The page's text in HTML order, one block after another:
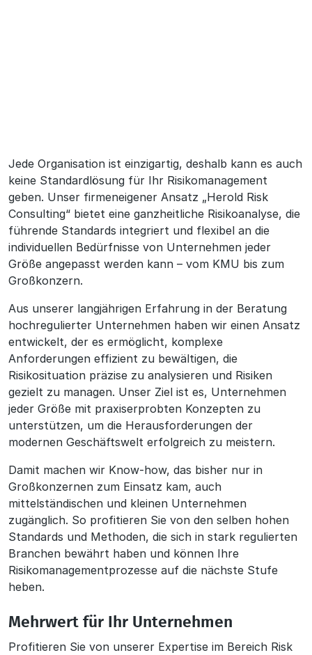
Jede Organisation ist einzigartig, deshalb kann es auch
keine Standardlösung für Ihr Risikomanagement
geben. Unser firmeneigener Ansatz „Herold Risk
Consulting“ bietet eine ganzheitliche Risikoanalyse, die
führende Standards integriert und flexibel an die
individuellen Bedürfnisse von Unternehmen jeder
Größe angepasst werden kann – vom KMU bis zum
Großkonzern.
Aus unserer langjährigen Erfahrung in der Beratung
hochregulierter Unternehmen haben wir einen Ansatz
entwickelt, der es ermöglicht, komplexe
Anforderungen effizient zu bewältigen, die
Risikosituation präzise zu analysieren und Risiken
gezielt zu managen. Unser Ziel ist es, Unternehmen
jeder Größe mit praxiserprobten Konzepten zu
unterstützen, um die Herausforderungen der
modernen Geschäftswelt erfolgreich zu meistern.
Damit machen wir Know-how, das bisher nur in
Großkonzernen zum Einsatz kam, auch
mittelständischen und kleinen Unternehmen
zugänglich. So profitieren Sie von den selben hohen
Standards und Methoden, die sich in stark regulierten
Branchen bewährt haben und können Ihre
Risikomanagementprozesse auf die nächste Stufe
heben.
Mehrwert für Ihr Unternehmen
Profitieren Sie von unserer Expertise im Bereich Risk